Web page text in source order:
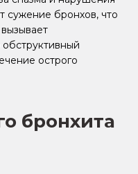
сужение бронхов, что
острого
бронхита